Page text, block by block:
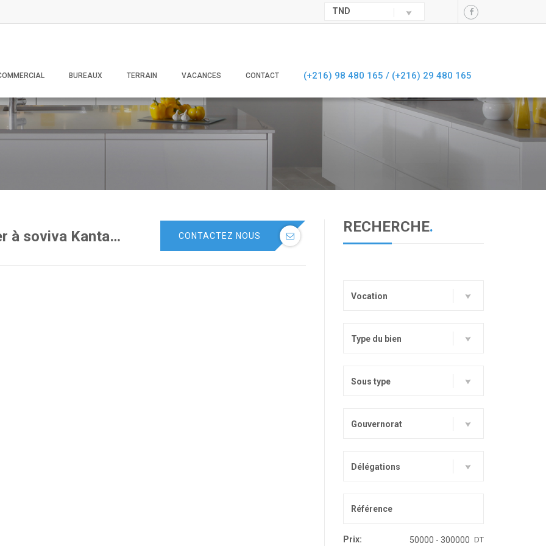
TND
BUREAUX TERRAIN VACANCES CONTACT (+216) 98 480 165 / (+216) 29 480 165
réez de chaussé s+3 à louer à soviva Kantaoui CONTACTEZ NOUS
RECHERCHE.
Vocation
Type du bien
Sous type
Gouvernorat
Délégations
Prix: DT